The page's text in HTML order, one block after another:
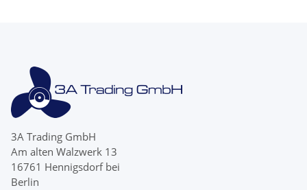
3A Trading GmbH
Am alten Walzwerk 13
16761 Hennigsdorf bei
Berlin